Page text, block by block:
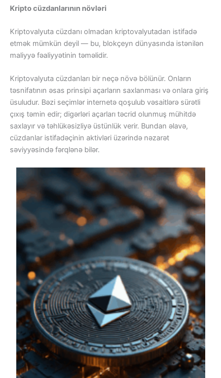
Kripto cüzdanlarının növləri
Kriptovalyuta cüzdanı olmadan kriptovalyutadan istifadə
etmək mümkün deyil — bu, blokçeyn dünyasında istənilən
maliyyə fəaliyyətinin təməlidir.
Kriptovalyuta cüzdanları bir neçə növə bölünür. Onların
təsnifatının əsas prinsipi açarların saxlanması və onlara giriş
üsuludur. Bəzi seçimlər internetə qoşulub vəsaitlərə sürətli
çıxış təmin edir; digərləri açarları təcrid olunmuş mühitdə
saxlayır və təhlükəsizliyə üstünlük verir. Bundan əlavə,
cüzdanlar istifadəçinin aktivləri üzərində nəzarət
səviyyəsində fərqlənə bilər.